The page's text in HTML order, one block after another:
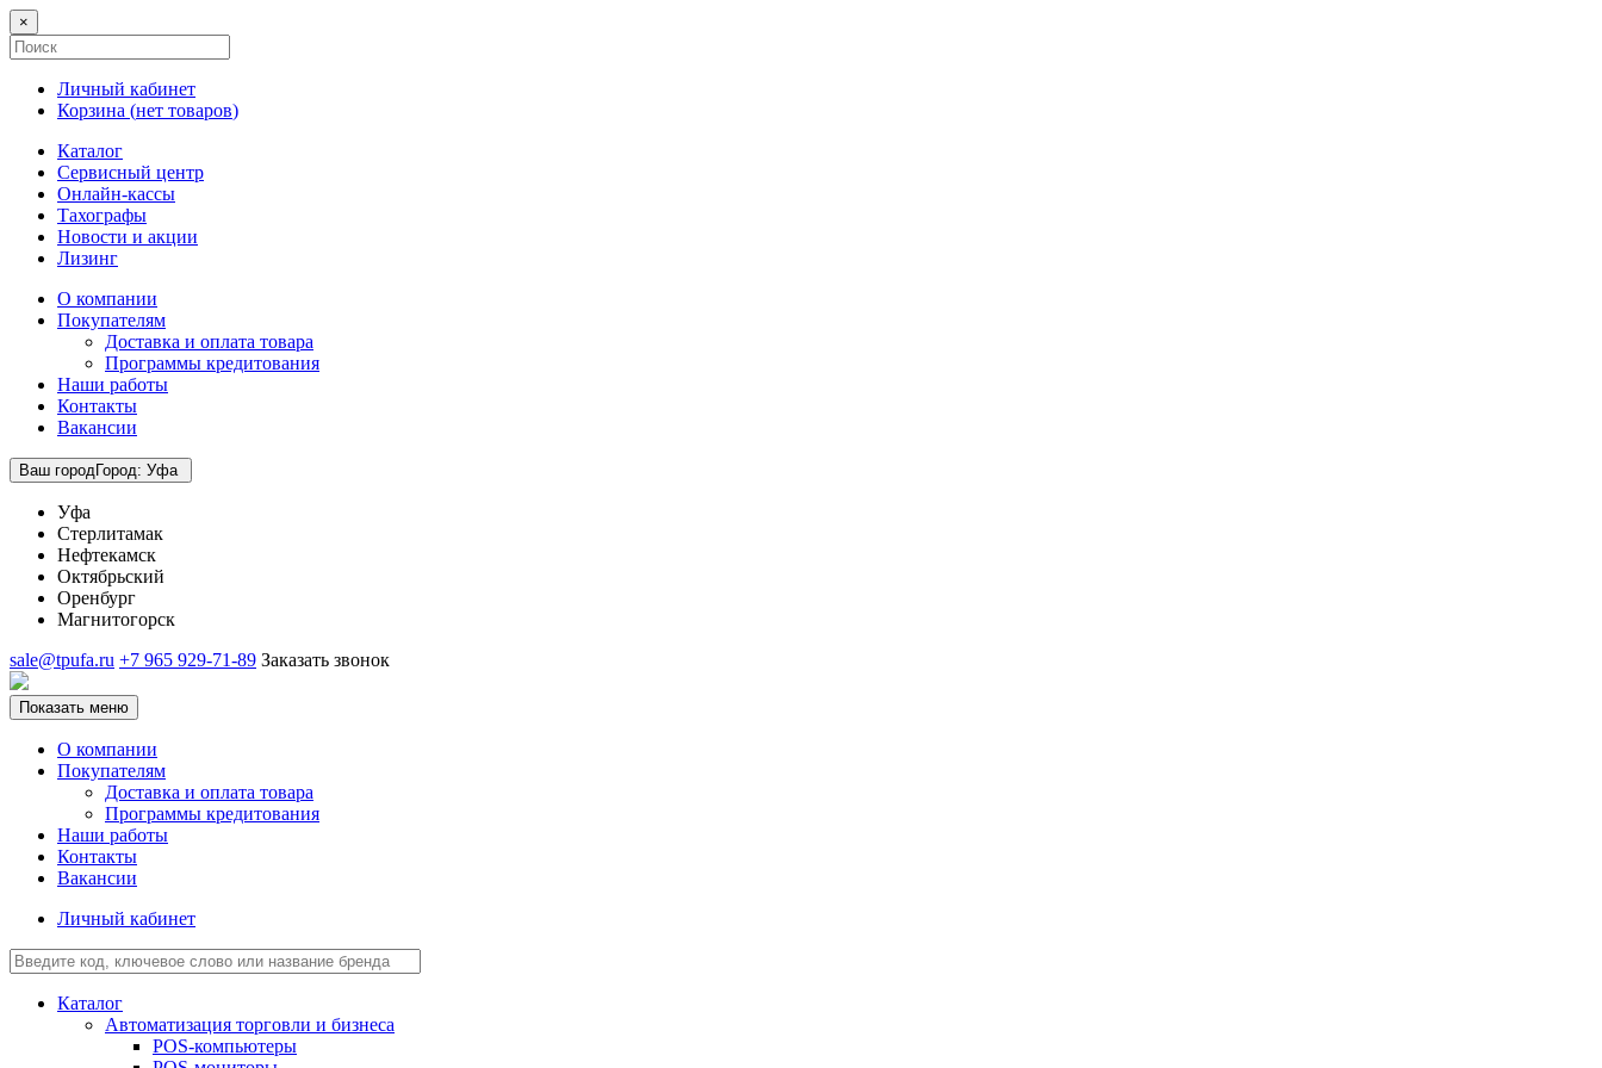
×
Личный кабинет
Корзина (нет товаров)
Каталог
Сервисный центр
Онлайн-кассы
Тахографы
Новости и акции
Лизинг
О компании
Покупателям
Доставка и оплата товара
Программы кредитования
Наши работы
Контакты
Вакансии
Ваш городГород: Уфа
Уфа
Стерлитамак
Нефтекамск
Октябрьский
Оренбург
Магнитогорск
sale@tpufa.ru +7 965 929-71-89 Заказать звонок
Показать меню
О компании
Покупателям
Доставка и оплата товара
Программы кредитования
Наши работы
Контакты
Вакансии
Личный кабинет
Каталог
Автоматизация торговли и бизнеса
POS-компьютеры